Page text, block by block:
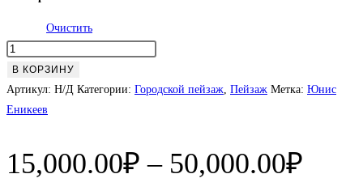
Очистить
Количество
товара
Венеция
В КОРЗИНУ
Артикул: Н/Д Категории: Городской пейзаж Пейзаж Метка: Юнис
Еникеев
15,000.00₽ – 50,000.00₽